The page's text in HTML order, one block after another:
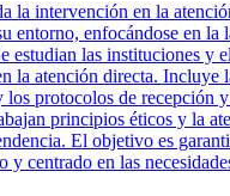
la intervención en la
entorno, enfocándose en la
estudian las instituciones y
la atención directa. Incluye
los protocolos de recepción
principios éticos y la
El objetivo es
y centrado en las